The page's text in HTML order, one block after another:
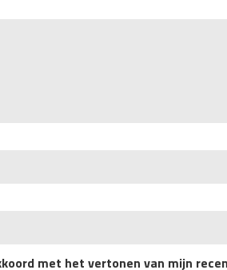
met het vertonen van mijn